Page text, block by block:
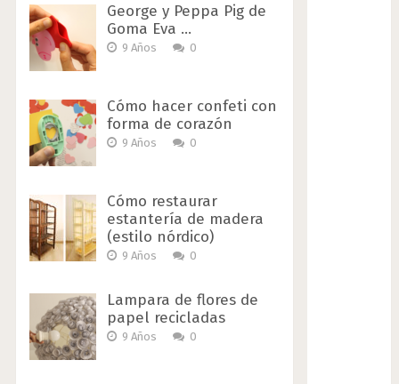
George y Peppa Pig de
Goma Eva …
9 Años 0
Cómo hacer confeti con
forma de corazón
9 Años 0
Cómo restaurar
estantería de madera
(estilo nórdico)
9 Años 0
Lampara de flores de
papel recicladas
9 Años 0